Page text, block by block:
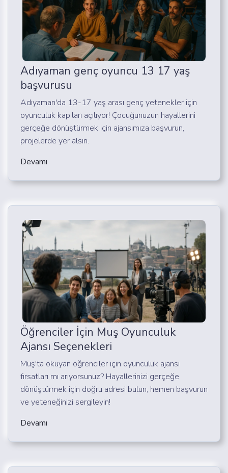
Adıyaman genç oyuncu 13 17 yaş
başvurusu
Adıyaman'da 13-17 yaş arası genç yetenekler için
oyunculuk kapıları açılıyor! Çocuğunuzun hayallerini
gerçeğe dönüştürmek için ajansımıza başvurun,
projelerde yer alsın.
Devamı
Öğrenciler İçin Muş Oyunculuk
Ajansı Seçenekleri
Muş'ta okuyan öğrenciler için oyunculuk ajansı
fırsatları mı arıyorsunuz? Hayallerinizi gerçeğe
dönüştürmek için doğru adresi bulun, hemen başvurun
ve yeteneğinizi sergileyin!
Devamı